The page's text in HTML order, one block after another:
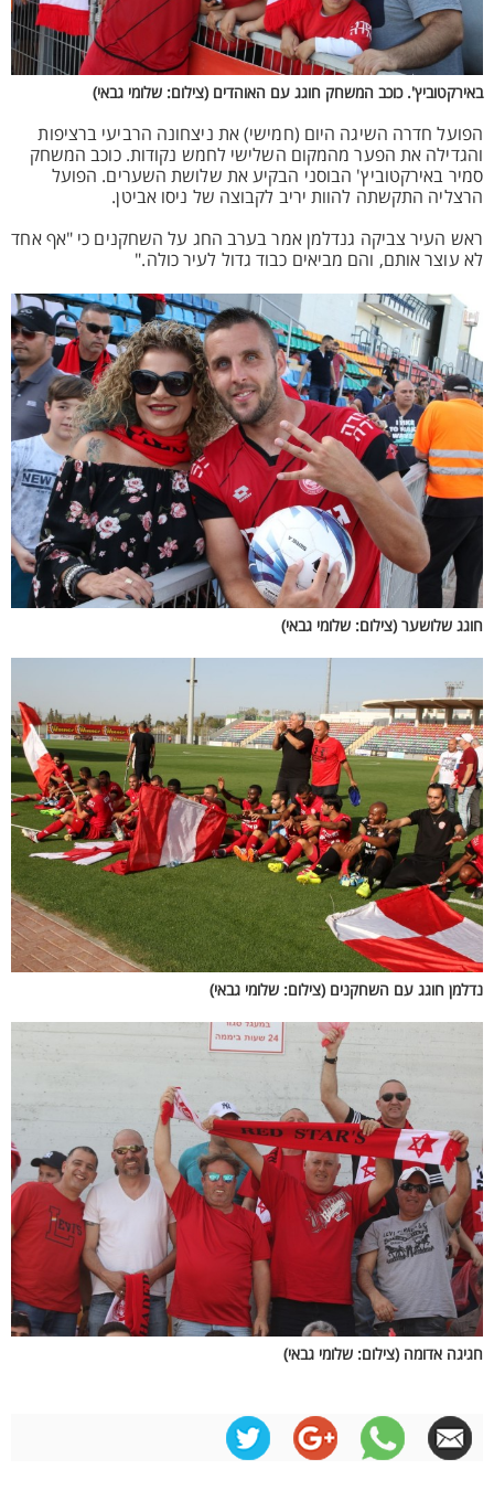
באירקטוביץ'. כוכב המשחק חוגג עם האוהדים (צילום: שלומי גבאי)
הפועל חדרה השיגה היום (חמישי) את ניצחונה הרביעי ברציפות
והגדילה את הפער מהמקום השלישי לחמש נקודות. כוכב המשחק
סמיר באירקטוביץ' הבוסני הבקיע את שלושת השערים. הפועל
הרצליה התקשתה להוות יריב לקבוצה של ניסו אביטן.
ראש העיר צביקה גנדלמן אמר בערב החג על השחקנים כי "אף אחד
לא עוצר אותם, והם מביאים כבוד גדול לעיר כולה."
חוגג שלושער (צילום: שלומי גבאי)
נדלמן חוגג עם השחקנים (צילום: שלומי גבאי)
חגיגה אדומה (צילום: שלומי גבאי)